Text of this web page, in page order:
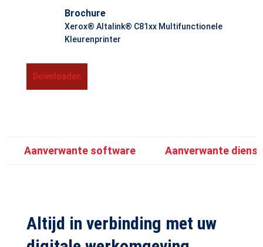
Brochure
Xerox® Altalink® C81xx Multifunctionele
Kleurenprinter
Downloaden
Aanverwante software Aanverwante
Altijd in verbinding met uw